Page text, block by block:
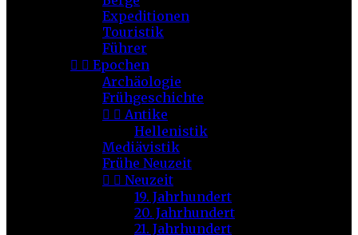
Expeditionen
Touristik
Führer
  Epochen
Archäologie
Frühgeschichte
  Antike
Hellenistik
Mediävistik
Frühe Neuzeit
  Neuzeit
19. Jahrhundert
20. Jahrhundert
21. Jahrhundert